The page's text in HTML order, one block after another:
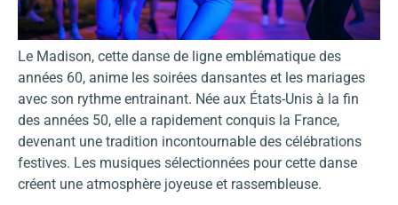
Le Madison, cette danse de ligne emblématique des
années 60, anime les soirées dansantes et les mariages
avec son rythme entrainant. Née aux États-Unis à la fin
des années 50, elle a rapidement conquis la France,
devenant une tradition incontournable des célébrations
festives. Les musiques sélectionnées pour cette danse
créent une atmosphère joyeuse et rassembleuse.